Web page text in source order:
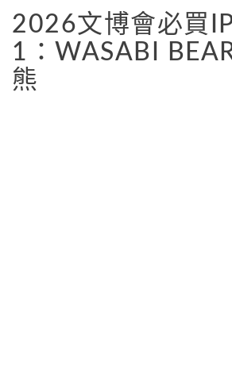
2026文博會必買
1：WASABI
熊